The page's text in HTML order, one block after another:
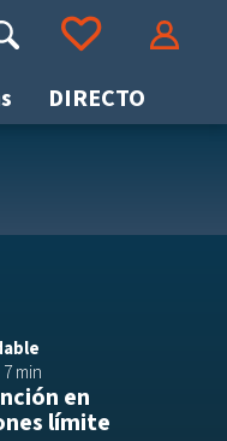
DIRECTO
Buscar Ir a tus favoritos
7 min
en
límite